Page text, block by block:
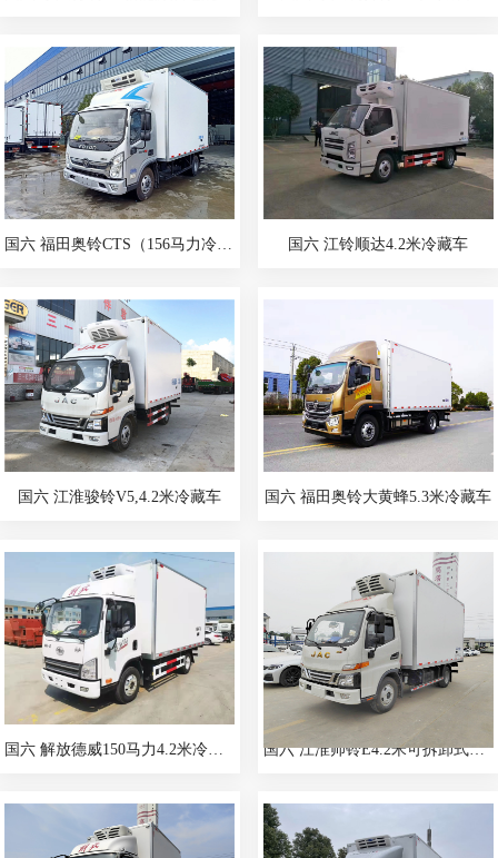
国六 福田奥铃CTS（156马力冷藏车） 国六 江铃顺达4.2米冷藏车
国六 江淮骏铃V5,4.2米冷藏车 国六 福田奥铃大黄蜂5.3米冷藏车
国六 江淮帅铃E4.2米可拆卸式肉钩冷藏车